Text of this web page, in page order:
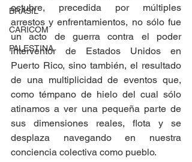
BRASIL
CARICOM
PALESTINA
octubre, precedida por múltiples
arrestos y enfrentamientos, no sólo fue
un acto de guerra contra el poder
interventor de Estados Unidos en
Puerto Rico, sino también, el resultado
de una multiplicidad de eventos que,
como témpano de hielo del cual sólo
atinamos a ver una pequeña parte de
sus dimensiones reales, flota y se
desplaza navegando en nuestra
conciencia colectiva como pueblo.